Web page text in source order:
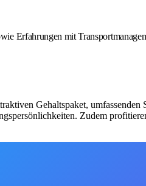
Erfahrungen mit
Gehaltspaket, umfassenden
Zudem